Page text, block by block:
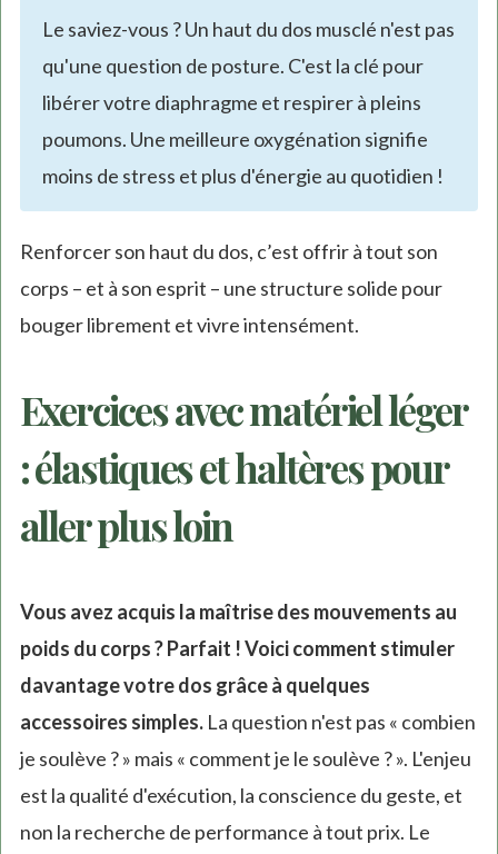
Le saviez-vous ? Un haut du dos musclé n'est pas
qu'une question de posture. C'est la clé pour
libérer votre diaphragme et respirer à pleins
poumons. Une meilleure oxygénation signifie
moins de stress et plus d'énergie au quotidien !
Renforcer son haut du dos, c’est offrir à tout son
corps – et à son esprit – une structure solide pour
bouger librement et vivre intensément.
Exercices avec matériel léger
: élastiques et haltères pour
aller plus loin
Vous avez acquis la maîtrise des mouvements au
poids du corps ? Parfait ! Voici comment stimuler
davantage votre dos grâce à quelques
accessoires simples.La question n'est pas « combien
je soulève ? » mais « comment je le soulève ? ». L'enjeu
est la qualité d'exécution, la conscience du geste, et
non la recherche de performance à tout prix. Le